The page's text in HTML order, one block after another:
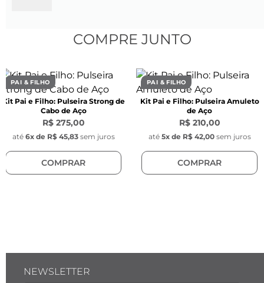
Aço inoxidável
Modelo: Quadrada para cabochon
Comprimento: 10 mm
Largura: 10 mm
Espessura: 5 mm
Cor: Preta
Material: Ágata preta (pedra natural)
Posição da pedra:
Fixa no cabochon
Armação: Enfeite em aço inoxidável para
Largura: 11 mm
COMPRE JUNTO
PAI & FILHO
Kit Pai e Filho: Pulseira Strong de
Cabo de Aço
R$ 275,00
até 6x de R$ 45,83 sem juros
COMPRAR
PAI & FILHO
Kit Pai e Filho: Pulseira Amuleto
de Aço
R$ 210,00
até 5x de R$ 42,00 sem juros
COMPRAR
NEWSLETTER